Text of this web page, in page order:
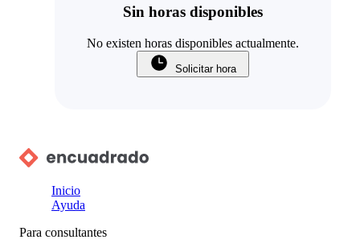
Sin horas disponibles
No existen horas disponibles actualmente.
Solicitar hora
Inicio
Ayuda
Para consultantes